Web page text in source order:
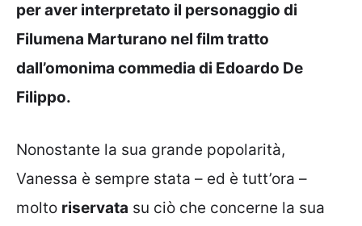
per aver interpretato il personaggio di
Filumena Marturano nel film tratto
dall’omonima commedia di Edoardo De
Filippo.
Nonostante la sua grande popolarità,
Vanessa è sempre stata – ed è tutt’ora –
molto riservata su ciò che concerne la sua